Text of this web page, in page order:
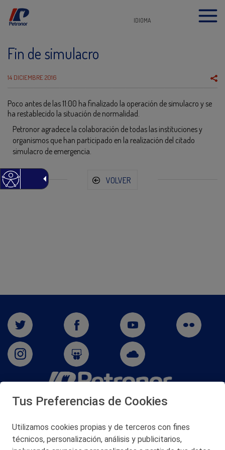
IDIOMA
Fin de simulacro
14 DICIEMBRE 2016
Poco antes de las 11:00 ha finalizado la operación de simulacro y se
ha restablecido la situación de normalidad.
Petronor agradece la colaboración de todas las instituciones y
organismos que han participado en la realización del citado
simulacro de emergencia.
VOLVER
San Martín 5-Edificio Muñatones,
© 2026 Petronor S.A.
Tus Preferencias de Cookies
Utilizamos cookies propias y de terceros con fines
técnicos, personalización, análisis y publicitarios,